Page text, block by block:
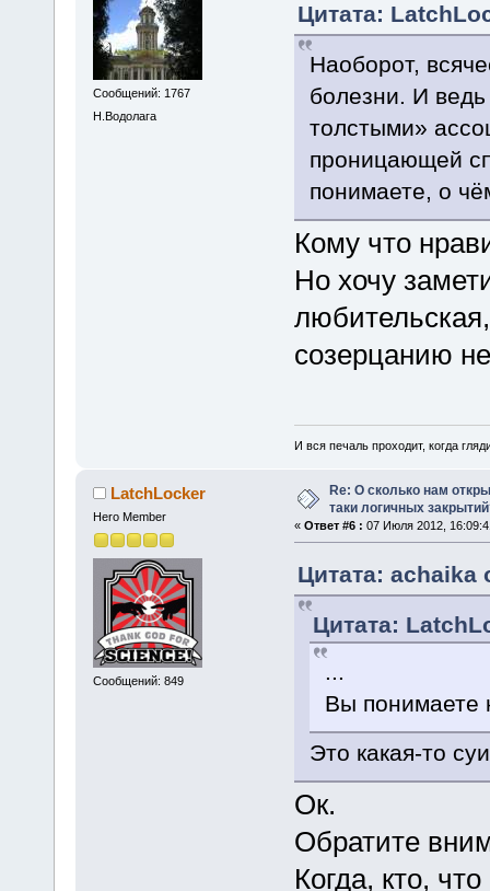
Сообщений: 1767
Н.Водолага
Цитата:
Наоборот,
болезни. И
толстыми»
проницающей
понимаете, о
Кому что
Но хочу
созерцанию
И вся печаль проходит, когда
LatchLocker
Hero Member
Сообщений: 849
Re: О сколько нам
таки логичных
« Ответ #6 : 07 Июля 2012,
Цитата: achaika
Цитата:
...
Вы понимаете
Это какая-то
Ок.
Обратите
Когда, кто,